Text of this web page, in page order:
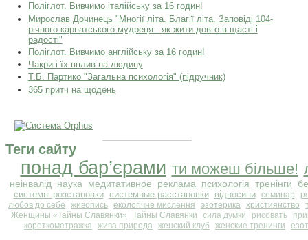
Поліглот. Вивчимо італійську за 16 годин!
Мирослав Дочинець "Многії літа. Благії літа. Заповіді 104-
річного карпатського мудреця - як жити довго в щасті і
радості"
Поліглот. Вивчимо англійську за 16 годин!
Чакри і їх вплив на людину
Т.Б. Партико "Загальна психологія" (підручник)
365 притч на щодень
Теги сайту
понад бар’єрами ти можеш більше!
неінвалід наука медитативное реклама психологія тренінги
системні розстановки системные расстановки відносини семинар
любов до себе
живопись екологічне мислення эзотерика християнство
Женщины «Тайны Славянки»
Тайны Славянки сила думки рисовать
короткометражка жива природа женский клуб женские тренинги